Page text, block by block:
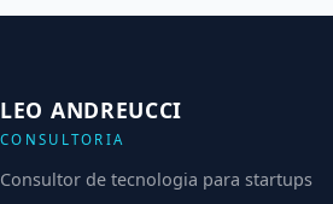
LEO ANDREUCCI
CONSULTORIA
Consultor de tecnologia para startups